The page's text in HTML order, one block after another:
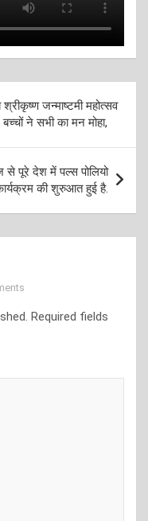
श्रीकृष्ण जन्माष्टमी महोत्सव
ने सभी का मन मोहा,
से पूरे देश में पल्स पोलियो
की शुरुआत हुई है.
Required fields